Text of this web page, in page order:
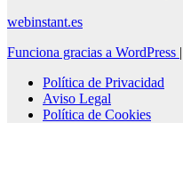
webinstant.es
Funciona gracias a WordPress |
Política de Privacidad
Aviso Legal
Política de Cookies